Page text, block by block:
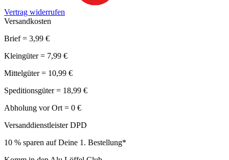
Vertrag widerrufen
Versandkosten
Brief = 3,99 €
Kleingüter = 7,99 €
Mittelgüter = 10,99 €
Speditionsgüter = 18,99 €
Abholung vor Ort = 0 €
Versanddienstleister DPD
10 % sparen auf Deine 1. Bestellung*